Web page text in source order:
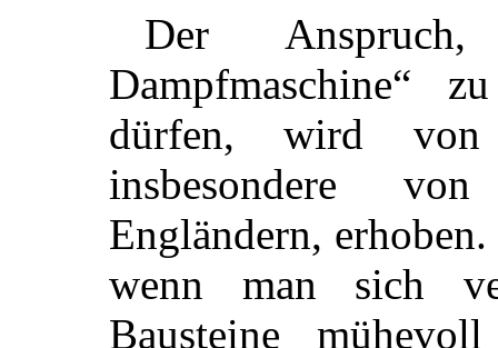
Der
Dampfmaschine“
dürfen, wird von
insbesondere
Engländern,
wenn man sich
Bausteine